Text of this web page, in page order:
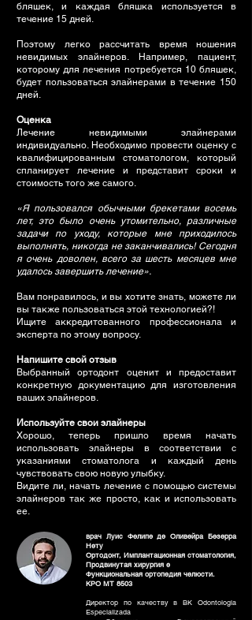
бляшек, и каждая бляшка используется в
течение 15 дней.
Поэтому легко рассчитать время ношения
невидимых элайнеров. Например, пациент,
которому для лечения потребуется 10 бляшек,
будет пользоваться элайнерами в течение 150
дней.
Оценка
Лечение невидимыми элайнерами
индивидуально. Необходимо провести оценку с
квалифицированным стоматологом, который
спланирует лечение и представит сроки и
стоимость того же самого.
«Я пользовался обычными брекетами восемь
лет, это было очень утомительно, различные
задачи по уходу, которые мне приходилось
выполнять, никогда не заканчивались! Сегодня
я очень доволен, всего за шесть месяцев мне
удалось завершить лечение».
Вам понравилось, и вы хотите знать, можете ли
вы также пользоваться этой технологией?!
Ищите аккредитованного профессионала и
эксперта по этому вопросу.
Напишите свой отзыв
Выбранный ортодонт оценит и предоставит
конкретную документацию для изготовления
ваших элайнеров.
Используйте свои элайнеры
Хорошо, теперь пришло время начать
использовать элайнеры в соответствии с
указаниями стоматолога и каждый день
чувствовать свою новую улыбку.
Видите ли, начать лечение с помощью системы
элайнеров так же просто, как и использовать
ее.
врач Луис Фелипе де Оливейра Безерра
Нету
Ортодонт, Имплантационная стоматология,
Продвинутая хирургия e
Функциональная ортопедия челюсти.
КРО МТ 8503
Директор по качеству в BK Odontologia
Especializada